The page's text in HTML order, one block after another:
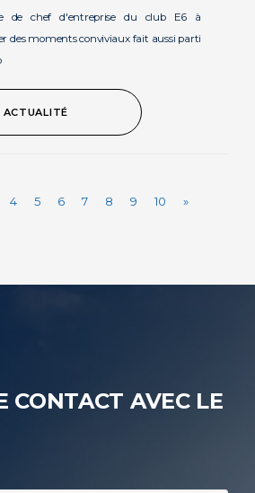
des moments conviviaux fait aussi parti
4 5 6 7 8 9 10 »
CONTACT AVEC LE